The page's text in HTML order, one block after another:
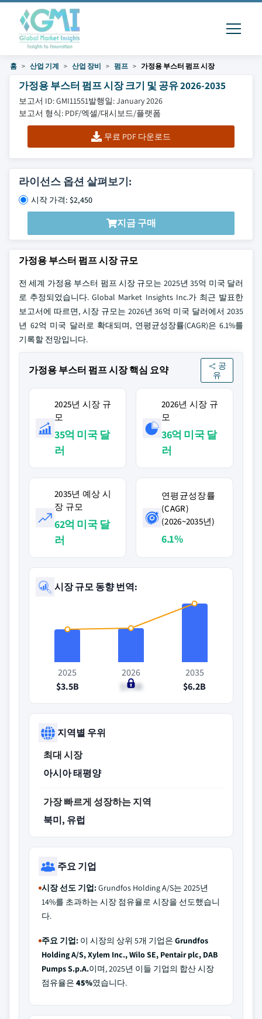
홈 산업 기계 산업 장비 펌프 가정용 부스터 펌프 시장
가정용 부스터 펌프 시장 크기 및 공유 2026-2035
보고서 ID: GMI11551발행일: January 2026
보고서 형식: PDF/엑셀/대시보드/플랫폼
무료 PDF 다운로드
라이선스 옵션 살펴보기:
시작 가격: $2,450
지금 구매
가정용 부스터 펌프 시장 규모
전 세계 가정용 부스터 펌프 시장 규모는 2025년 35억 미국 달러
로 추정되었습니다. Global Market Insights Inc.가 최근 발표한
보고서에 따르면, 시장 규모는 2026년 36억 미국 달러에서 2035
년 62억 미국 달러로 확대되며, 연평균성장률(CAGR)은 6.1%를
기록할 전망입니다.
가정용 부스터 펌프 시장 핵심 요약
공
유
2025년 시장 규
모
35억 미국 달
러
2026년 시장 규
모
36억 미국 달
러
2035년 예상 시
장 규모
62억 미국 달
러
연평균성장률
(CAGR)
(2026~2035년)
6.1%
시장 규모 동향 번역:
2025
$3.5B
2026
$3.6B
2035
$6.2B
지역별 우위
최대 시장
아시아 태평양
가장 빠르게 성장하는 지역
북미, 유럽
주요 기업
시장 선도 기업:Grundfos Holding A/S는 2025년
14%를 초과하는 시장 점유율로 시장을 선도했습니
다.
주요 기업: 이 시장의 상위 5개 기업은 Grundfos
Holding A/S, Xylem Inc., Wilo SE, Pentair plc, DAB
Pumps S.p.A.이며, 2025년 이들 기업의 합산 시장
점유율은 45%였습니다.